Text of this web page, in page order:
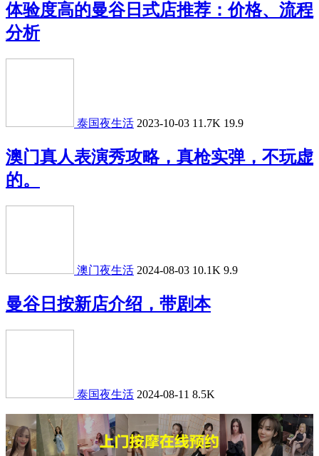
体验度高的曼谷日式店推荐：价格、流程
分析
泰国夜生活 2023-10-03 11.7K 19.9
澳门真人表演秀攻略，真枪实弹，不玩虚
的。
澳门夜生活 2024-08-03 10.1K 9.9
曼谷日按新店介绍，带剧本
泰国夜生活 2024-08-11 8.5K